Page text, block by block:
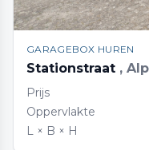
GARAGEBOX HUREN
Stationstraat ,
Prijs
Oppervlakte
L × B × H